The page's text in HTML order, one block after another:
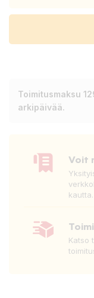
Toimitusmaksu
arkipäivää.
Voit
kautta.
Katso